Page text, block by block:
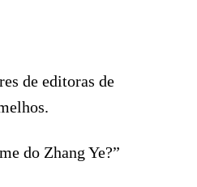
de editoras de
do Zhang Ye?”